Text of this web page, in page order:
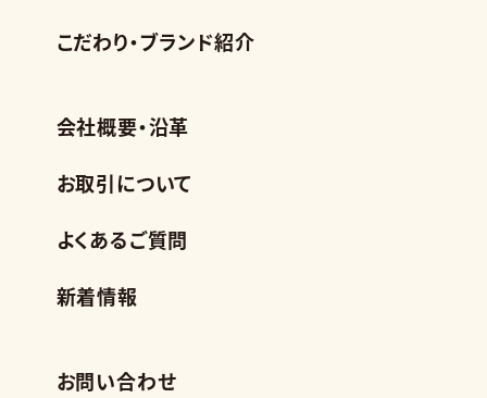
こだわり・ブランド紹介
会社概要・沿革
お取引について
よくあるご質問
新着情報
お問い合わせ